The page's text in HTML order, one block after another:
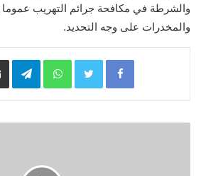
والشرطة في مكافحة جرائم التهريب عموما
والمخدرات على وجه التحديد.
Facebook
Twitter